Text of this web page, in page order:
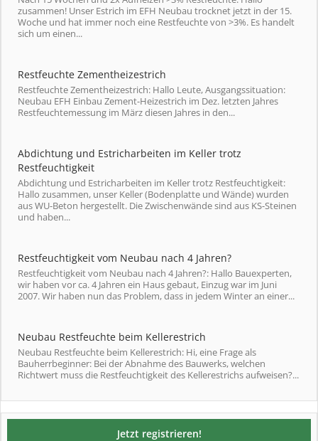
zusammen! Unser Estrich im EFH Neubau trocknet jetzt in der 15.
Woche und hat immer noch eine Restfeuchte von >3%. Es handelt
sich um einen...
Restfeuchte Zementheizestrich
Restfeuchte Zementheizestrich: Hallo Leute, Ausgangssituation:
Neubau EFH Einbau Zement-Heizestrich im Dez. letzten Jahres
Restfeuchtemessung im März diesen Jahres in den...
Abdichtung und Estricharbeiten im Keller trotz
Restfeuchtigkeit
Abdichtung und Estricharbeiten im Keller trotz Restfeuchtigkeit:
Hallo zusammen, unser Keller (Bodenplatte und Wände) wurden
aus WU-Beton hergestellt. Die Zwischenwände sind aus KS-Steinen
und haben...
Restfeuchtigkeit vom Neubau nach 4 Jahren?
Restfeuchtigkeit vom Neubau nach 4 Jahren?: Hallo Bauexperten,
wir haben vor ca. 4 Jahren ein Haus gebaut, Einzug war im Juni
2007. Wir haben nun das Problem, dass in jedem Winter an einer...
Neubau Restfeuchte beim Kellerestrich
Neubau Restfeuchte beim Kellerestrich: Hi, eine Frage als
Bauherrbeginner: Bei der Abnahme des Bauwerks, welchen
Richtwert muss die Restfeuchtigkeit des Kellerestrichs aufweisen?...
Jetzt registrieren!